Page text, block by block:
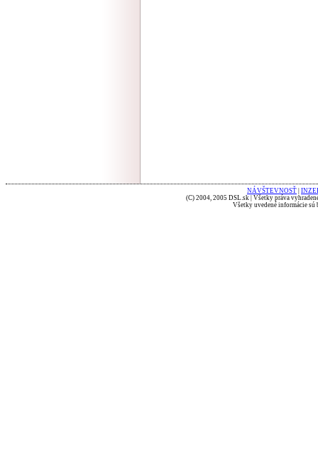
NÁVŠTEVNOSŤ
(C) 2004, 2005 DSL.sk | Všetky práva
Všetky uvedené informácie sú